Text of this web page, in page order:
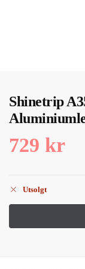
Shinetrip
729 kr
Utsolgt